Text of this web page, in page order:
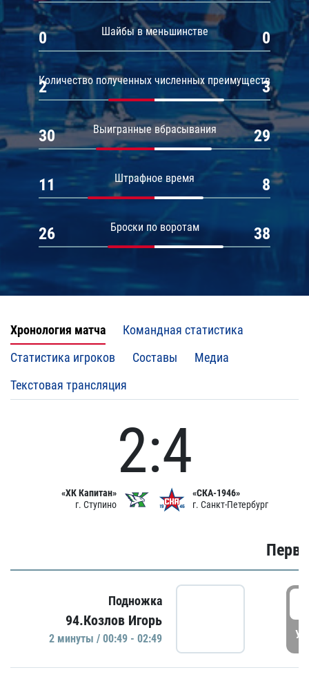
Шайбы в меньшинстве
0 0
Количество полученных численных преимуществ
2 3
Выигранные вбрасывания
30 29
Штрафное время
11 8
Броски по воротам
26 38
Хронология матча
Командная статистика
Статистика игроков
Составы
Медиа
Текстовая трансляция
«ХК Капитан»
г. Ступино
2:4
«СКА-1946»
г. Санкт-Петербург
Подножка
94.Козлов Игорь
2 минуты / 00:49 - 02:49